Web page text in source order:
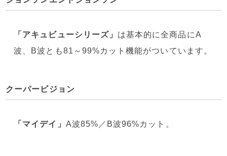
「アキュビューシリーズ」 は基本的に全商品にA
波、B波とも81～99%カット機能がついています。
クーパービジョン
「マイデイ」 A波85%／B波96%カット。